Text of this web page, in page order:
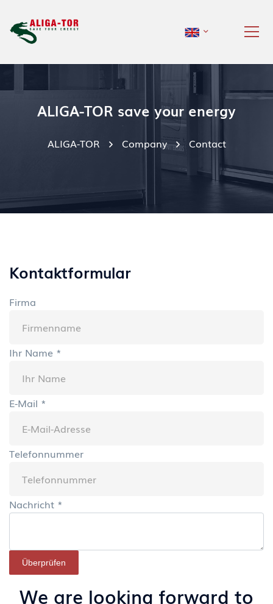
ALIGA-TOR save your energy
ALIGA-TOR Company Contact
Kontaktformular
Firma
Ihr Name *
E-Mail *
Telefonnummer
Nachricht *
Überprüfen
We are looking forward to